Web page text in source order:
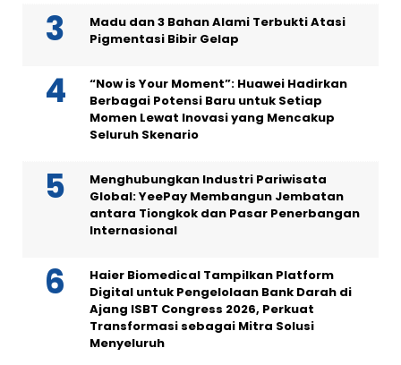
Madu dan 3 Bahan Alami Terbukti Atasi
Pigmentasi Bibir Gelap
“Now is Your Moment”: Huawei Hadirkan
Berbagai Potensi Baru untuk Setiap
Momen Lewat Inovasi yang Mencakup
Seluruh Skenario
Menghubungkan Industri Pariwisata
Global: YeePay Membangun Jembatan
antara Tiongkok dan Pasar Penerbangan
Internasional
Haier Biomedical Tampilkan Platform
Digital untuk Pengelolaan Bank Darah di
Ajang ISBT Congress 2026, Perkuat
Transformasi sebagai Mitra Solusi
Menyeluruh